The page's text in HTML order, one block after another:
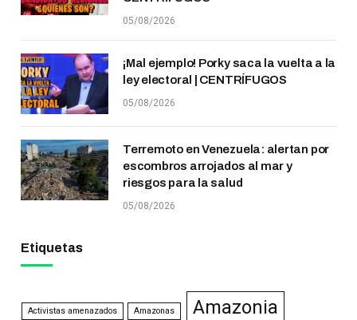
05/08/2026
¡Mal ejemplo! Porky saca la vuelta a la
ley electoral | CENTRÍFUGOS
05/08/2026
Terremoto en Venezuela: alertan por
escombros arrojados al mar y
riesgos para la salud
05/08/2026
Etiquetas
Activistas amenazados Amazonas Amazonia